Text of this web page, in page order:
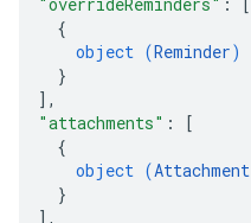
{
object (Reminder)
}
] ,
"attachments" :
[
{
object (Attachment
}
] ,